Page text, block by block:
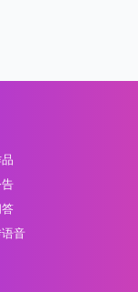
告
音